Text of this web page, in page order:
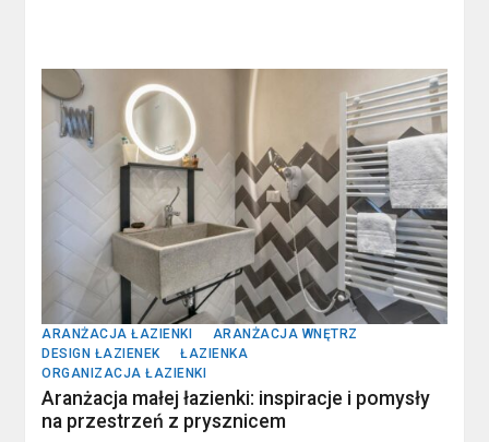
ARANŻACJA ŁAZIENKI
ARANŻACJA WNĘTRZ
DESIGN ŁAZIENEK
ŁAZIENKA
ORGANIZACJA ŁAZIENKI
Aranżacja małej łazienki: inspiracje i pomysły
na przestrzeń z prysznicem